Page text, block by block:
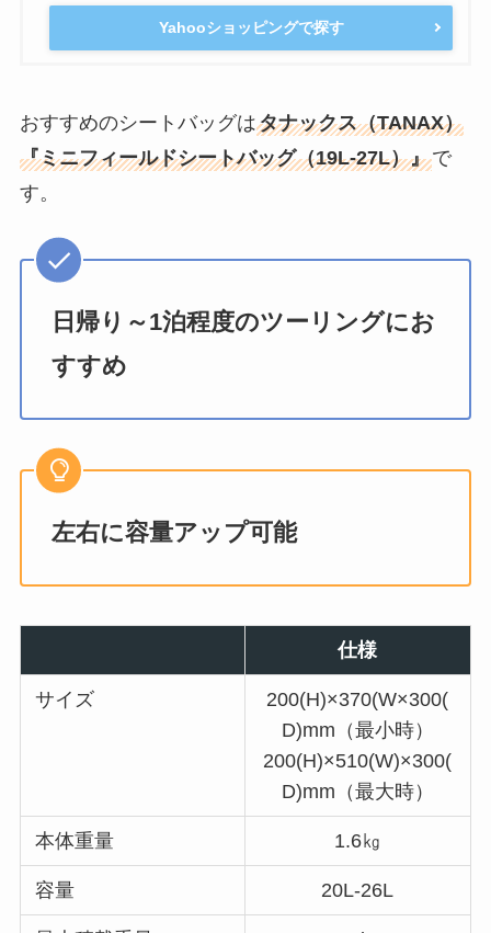
Yahooショッピングで探す
おすすめのシートバッグはタナックス（TANAX）
『ミニフィールドシートバッグ（19L-27L）』で
す。
日帰り～1泊程度のツーリングにお
すすめ
左右に容量アップ可能
仕様
サイズ
200(H)×370(W×300(
D)mm（最小時）
200(H)×510(W)×300(
D)mm（最大時）
本体重量 1.6㎏
容量 20L-26L